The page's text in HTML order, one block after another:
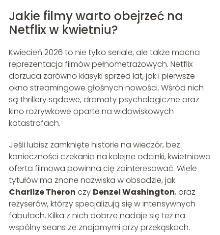
Jakie filmy warto obejrzeć na
Netflix w kwietniu?
Kwiecień 2026 to nie tylko seriale, ale także mocna
reprezentacja filmów pełnometrażowych. Netflix
dorzuca zarówno klasyki sprzed lat, jak i pierwsze
okno streamingowe głośnych nowości. Wśród nich
są thrillery sądowe, dramaty psychologiczne oraz
kino rozrywkowe oparte na widowiskowych
katastrofach.
Jeśli lubisz zamknięte historie na wieczór, bez
konieczności czekania na kolejne odcinki, kwietniowa
oferta filmowa powinna cię zainteresować. Wiele
tytułów ma znane nazwiska w obsadzie, jak
Charlize Theron czy Denzel Washington, oraz
reżyserów, którzy specjalizują się w intensywnych
fabułach. Kilka z nich dobrze nadaje się też na
wspólny seans ze znajomymi przy przekąskach.